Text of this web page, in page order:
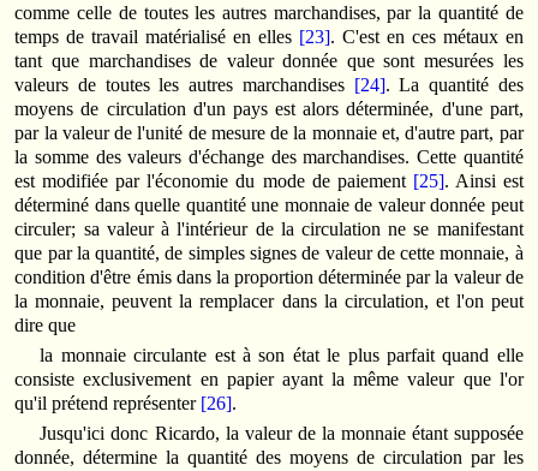
comme celle de toutes les autres marchandises, par la quantité de
temps de travail matérialisé en elles [23]. C'est en ces métaux en
tant que marchandises de valeur donnée que sont mesurées les
valeurs de toutes les autres marchandises [24]. La quantité des
moyens de circulation d'un pays est alors déterminée, d'une part,
par la valeur de l'unité de mesure de la monnaie et, d'autre part, par
la somme des valeurs d'échange des marchandises. Cette quantité
est modifiée par l'économie du mode de paiement [25]. Ainsi est
déterminé dans quelle quantité une monnaie de valeur donnée peut
circuler; sa valeur à l'intérieur de la circulation ne se manifestant
que par la quantité, de simples signes de valeur de cette monnaie, à
condition d'être émis dans la proportion déterminée par la valeur de
la monnaie, peuvent la remplacer dans la circulation, et l'on peut
dire que
la monnaie circulante est à son état le plus parfait quand elle
consiste exclusivement en papier ayant la même valeur que l'or
qu'il prétend représenter [26].
Jusqu'ici donc Ricardo, la valeur de la monnaie étant supposée
donnée, détermine la quantité des moyens de circulation par les